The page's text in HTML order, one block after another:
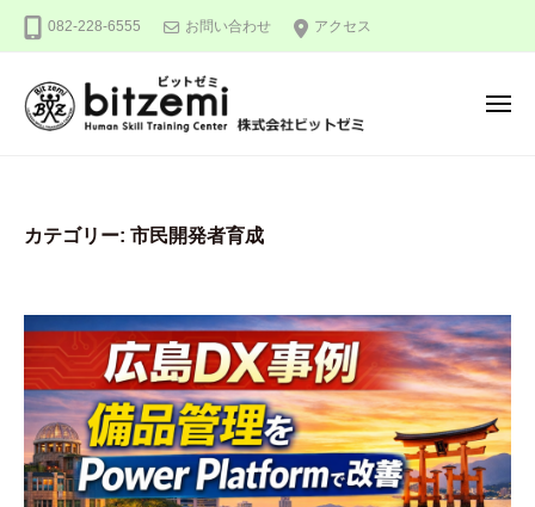
082-228-6555 お問い合わせ アクセス
社
ッ
ト
ゼ
ミ
を
る
メ
カテゴリー: 市民開発者育成
会
社
ビ
ミ